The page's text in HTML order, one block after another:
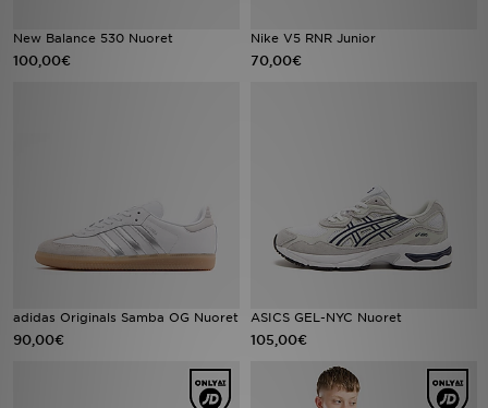
New Balance 530 Nuoret
100,00€
Nike V5 RNR Junior
70,00€
adidas Originals Samba OG Nuoret
90,00€
ASICS GEL-NYC Nuoret
105,00€
Minun viestini